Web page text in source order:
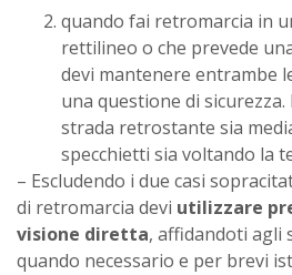
quando fai retromarcia in
rettilineo o che prevede
devi mantenere entrambe
una questione di
strada retrostante sia
specchietti sia voltando la
– Escludendo i due casi
di retromarcia devi utilizzare
visione diretta, affidandoti agli
quando necessario e per brevi